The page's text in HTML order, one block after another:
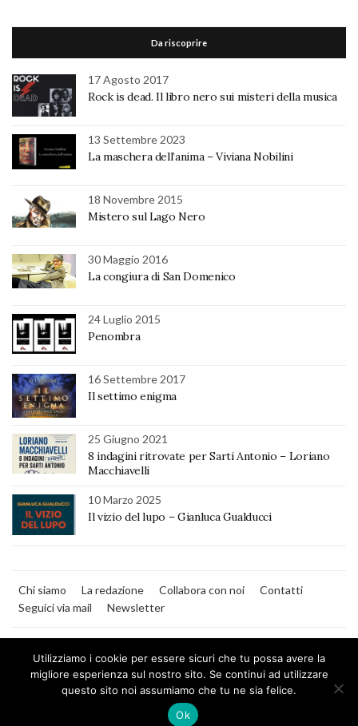
Da riscoprire
17 Agosto 2017
Rock is dead. Il libro nero sui misteri della musica
13 Settembre 2023
La maschera dell’anima – Viviana Nobilini
18 Novembre 2015
Mistero sul Lago Nero
30 Maggio 2016
La congiura di San Domenico
24 Luglio 2015
Penombra
16 Settembre 2017
Il settimo enigma
25 Giugno 2021
8 indagini ritrovate per Sarti Antonio – Loriano
Macchiavelli
10 Marzo 2025
Il vizio del lupo – Gianluca Gualducci
Chi siamo La redazione Collabora con noi
Contatti
Seguici via mail
Newsletter
MilanoNera
Utilizziamo i cookie per essere sicuri che tu possa avere la
migliore esperienza sul nostro sito. Se continui ad utilizzare
questo sito noi assumiamo che tu ne sia felice.
Ok